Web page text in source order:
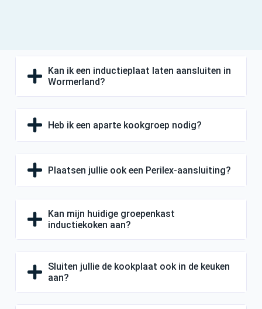
Kan ik een inductieplaat laten aansluiten in
Wormerland?
Heb ik een aparte kookgroep nodig?
Plaatsen jullie ook een Perilex-aansluiting?
Kan mijn huidige groepenkast
inductiekoken aan?
Sluiten jullie de kookplaat ook in de keuken
aan?